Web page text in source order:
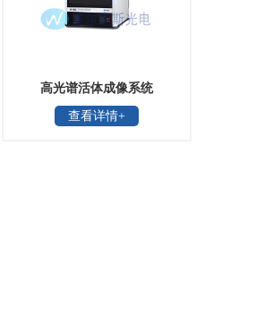
高光谱活体成像系统
查看详情+